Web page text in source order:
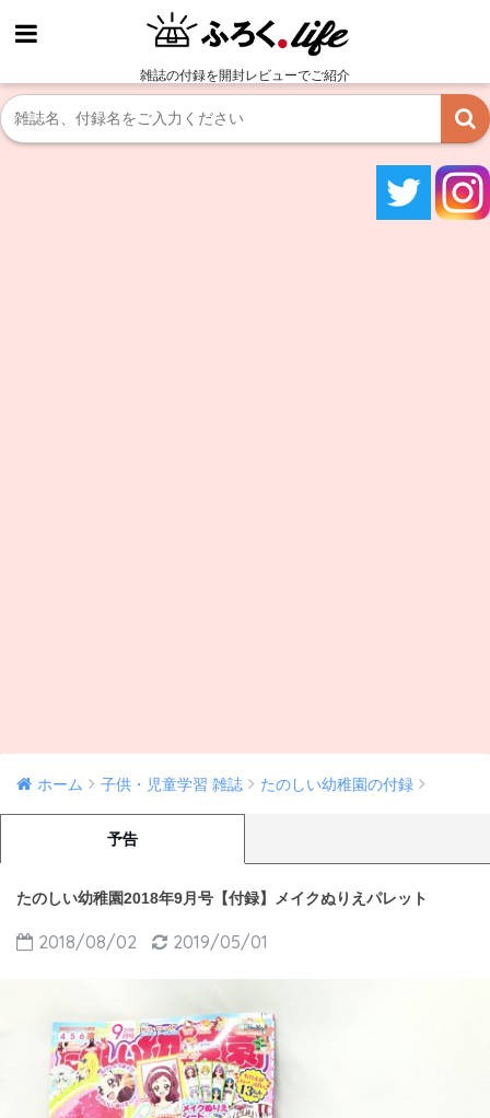
雑誌の付録を開封レビューでご紹介
ホーム 子供・児童学習 雑誌 たのしい幼稚園の付録
予告
たのしい幼稚園2018年9月号【付録】メイクぬりえパレット
2018/08/02 2019/05/01